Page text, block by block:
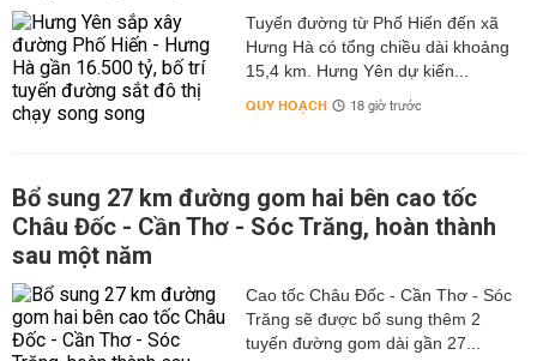
Tuyến đường từ Phố Hiến đến xã
Hưng Hà có tổng chiều dài khoảng
15,4 km. Hưng Yên dự kiến...
QUY HOẠCH 18 giờ trước
Bổ sung 27 km đường gom hai bên cao tốc
Châu Đốc - Cần Thơ - Sóc Trăng, hoàn thành
sau một năm
Cao tốc Châu Đốc - Cần Thơ - Sóc
Trăng sẽ được bổ sung thêm 2
tuyến đường gom dài gần 27...